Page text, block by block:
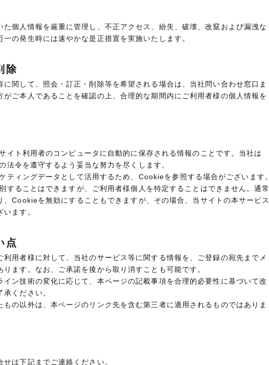
個人情報を厳重に管理し、不正アクセス、紛失、破壊、改竄および漏洩な
の発生時には速やかな是正措置を実施いたします。
除
関して、照会・訂正・削除等を希望される場合は、当社問い合わせ窓口ま
ご本人であることを確認の上、合理的な期間内にご利用者様の個人情報を
イト利用者のコンピュータに自動的に保存される情報のことです。当社は
令を遵守するよう妥当な努力を尽くします。
ティングデータとして活用するため、Cookieを参照する場合がございます。
することはできますが、ご利用者様個人を特定することはできません。通常
Cookieを無効にすることもできますが、その場合、当サイトの本サービス
ます。
点
用者様に対して、当社のサービス等に関する情報を、ご登録の宛先までメ
ます。なお、ご承諾を後から取り消すことも可能です。
ン技術の変化に応じて、本ページの記載事項を合理的必要性に基づいて改
ください。
の以外は、本ページのリンク先を含む第三者に適用されるものではありま
は下記までご連絡ください。